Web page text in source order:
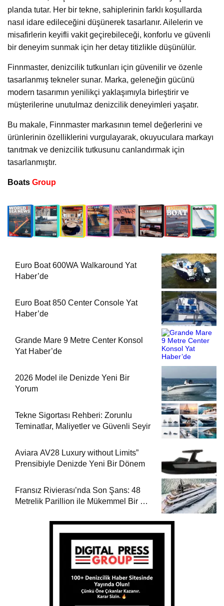
planda tutar. Her bir tekne, sahiplerinin farklı koşullarda
nasıl idare edileceğini düşünerek tasarlanır. Ailelerin ve
misafirlerin keyifli vakit geçirebileceği, konforlu ve güvenli
bir deneyim sunmak için her detay titizlikle düşünülür.
Finnmaster, denizcilik tutkunları için güvenilir ve özenle
tasarlanmış tekneler sunar. Marka, geleneğin gücünü
modern tasarımın yenilikçi yaklaşımıyla birleştirir ve
müşterilerine unutulmaz denizcilik deneyimleri yaşatır.
Bu makale, Finnmaster markasının temel değerlerini ve
ürünlerinin özelliklerini vurgulayarak, okuyuculara markayı
tanıtmak ve denizcilik tutkusunu canlandırmak için
tasarlanmıştır.
Boats Group
Euro Boat 600WA Walkaround Yat
Haber’de
Euro Boat 850 Center Console Yat
Haber’de
Grande Mare 9 Metre Center Konsol
Yat Haber’de
2026 Model ile Denizde Yeni Bir
Yorum
Tekne Sigortası Rehberi: Zorunlu
Teminatlar, Maliyetler ve Güvenli Seyir
Aviara AV28 Luxury without Limits”
Prensibiyle Denizde Yeni Bir Dönem
Fransız Rivierası’nda Son Şans: 48
Metrelik Parillion ile Mükemmel Bir Yat